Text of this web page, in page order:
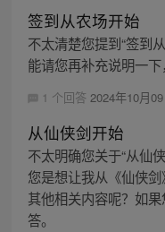
签到从农场开始
不太清楚您提到“签到
能请您再补充说明一
1 个回答 2024年10月
从仙侠剑开始
不太明确您关于“从仙
您是想让我从《仙侠
其他相关内容呢？如
答。